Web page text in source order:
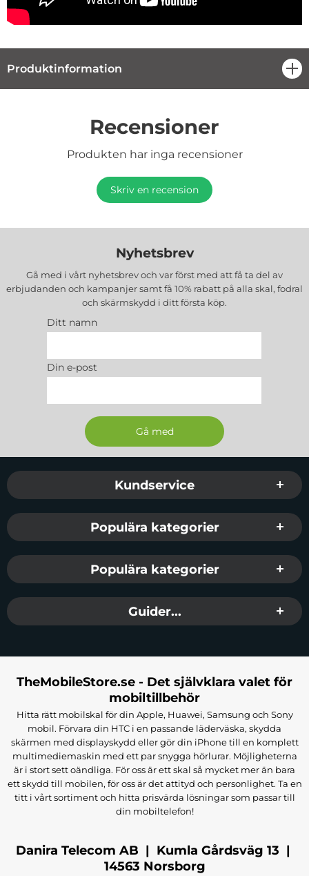
Produktinformation
Recensioner
Produkten har inga recensioner
Skriv en recension
Nyhetsbrev
Gå med i vårt nyhetsbrev och var först med att få ta del av
erbjudanden och kampanjer samt få 10% rabatt på alla skal, fodral
och skärmskydd i ditt första köp.
Ditt namn
Din e-post
Sidfot Blandad info och länkar
Kundservice
Populära kategorier
Populära kategorier
Guider...
TheMobileStore.se - Det självklara valet för
mobiltillbehör
Hitta rätt mobilskal för din Apple, Huawei, Samsung och Sony
mobil. Förvara din HTC i en passande läderväska, skydda
skärmen med displayskydd eller gör din iPhone till en komplett
multimediemaskin med ett par snygga hörlurar. Möjligheterna
är i stort sett oändliga. För oss är ett skal så mycket mer än bara
ett skydd till mobilen, för oss är det attityd och personlighet. Ta en
titt i vårt sortiment och hitta prisvärda lösningar som passar till
din mobiltelefon!
Danira Telecom AB | Kumla Gårdsväg 13 |
14563 Norsborg